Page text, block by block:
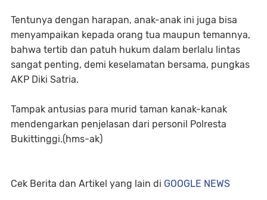
Tentunya dengan harapan, anak-anak ini juga bisa
menyampaikan kepada orang tua maupun temannya,
bahwa tertib dan patuh hukum dalam berlalu lintas
sangat penting, demi keselamatan bersama, pungkas
AKP Diki Satria.
Tampak antusias para murid taman kanak-kanak
mendengarkan penjelasan dari personil Polresta
Bukittinggi.(hms-ak)
Cek Berita dan Artikel yang lain di GOOGLE NEWS